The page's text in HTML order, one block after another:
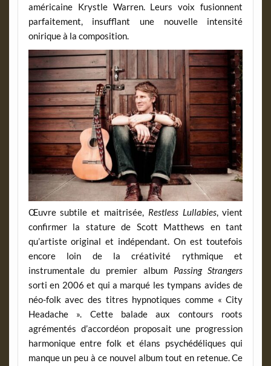
américaine Krystle Warren. Leurs voix fusionnent
parfaitement, insufflant une nouvelle intensité
onirique à la composition.
Œuvre subtile et maitrisée, Restless Lullabies, vient
confirmer la stature de Scott Matthews en tant
qu’artiste original et indépendant. On est toutefois
encore loin de la créativité rythmique et
instrumentale du premier album Passing Strangers
sorti en 2006 et qui a marqué les tympans avides de
néo-folk avec des titres hypnotiques comme « City
Headache ». Cette balade aux contours roots
agrémentés d’accordéon proposait une progression
harmonique entre folk et élans psychédéliques qui
manque un peu à ce nouvel album tout en retenue. Ce